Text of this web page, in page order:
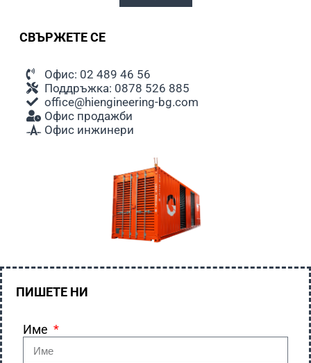
СВЪРЖЕТЕ СЕ
Офис: 02 489 46 56
Поддръжка: 0878 526 885
office@hiengineering-bg.com
Офис продажби
Офис инжинери
ПИШЕТЕ НИ
Име